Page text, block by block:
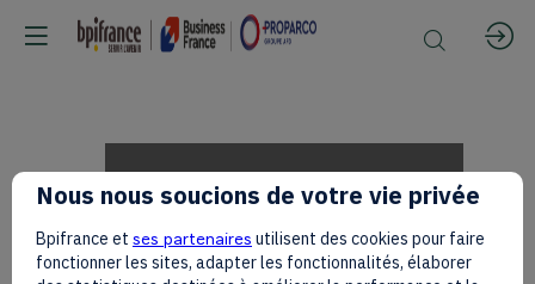
Charles
Nous nous soucions de votre vie privée
Bpifrance et ses partenaires utilisent des cookies pour faire
fonctionner les sites, adapter les fonctionnalités, élaborer